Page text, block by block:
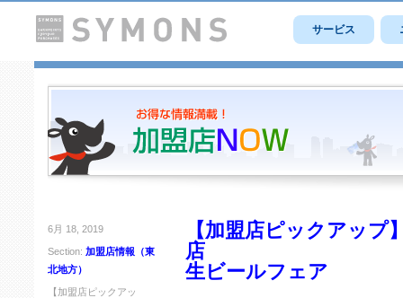
サービス
6月 18, 2019
Section: 加盟店情報（東
北地方）
【加盟店ピックアッ
【加盟店ピックアップ
店
生ビールフェア